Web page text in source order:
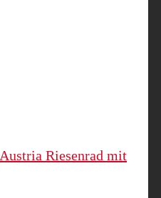
Austria Riesenrad mit